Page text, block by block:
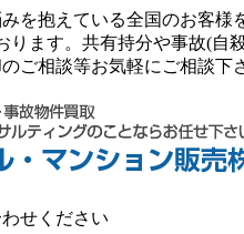
を抱えている全国のお客様
ります。共有持分や事故(自
ご相談等お気軽にご相談下
せください